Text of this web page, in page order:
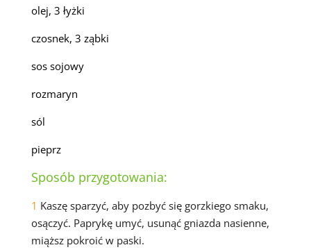
olej, 3 łyżki
czosnek, 3 ząbki
sos sojowy
rozmaryn
sól
pieprz
Sposób przygotowania:
1 Kaszę sparzyć, aby pozbyć się gorzkiego smaku,
osączyć. Paprykę umyć, usunąć gniazda nasienne,
miąższ pokroić w paski.